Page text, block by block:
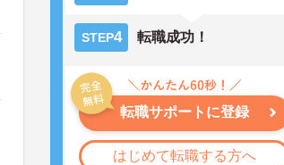
STEP4 転職成功！
転職サポートに登録
はじめて転職する方へ